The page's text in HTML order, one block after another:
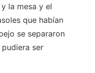
la mesa y el
que habían
se separaron
ser